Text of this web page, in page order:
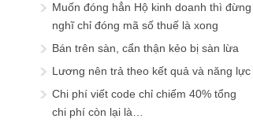
Muốn đóng hẳn Hộ kinh doanh thì đừng
nghĩ chỉ đóng mã số thuế là xong
Bán trên sàn, cẩn thận kẻo bị sàn lừa
Lương nên trả theo kết quả và năng lực
Chi phí viết code chỉ chiếm 40% tổng
chi phí còn lại là…